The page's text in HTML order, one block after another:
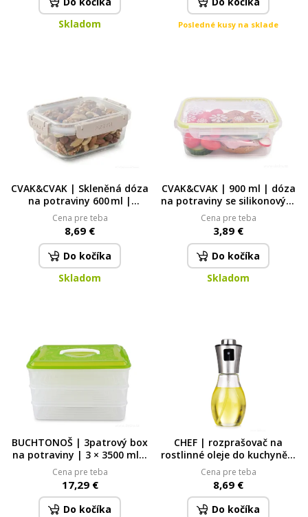
Skladom
Posledné kusy na sklade
CVAK&CVAK | Skleněná dóza
na potraviny 600 ml |
béžová
Cena pre teba
8,69 €
Do kočíka
Skladom
CVAK&CVAK | 900 ml | dóza
na potraviny se silikonovým
těsněním 900 ml
Cena pre teba
3,89 €
Do kočíka
Skladom
BUCHTONOŠ | 3patrový box
na potraviny | 3 × 3500 ml 3
x 3500 ml
Cena pre teba
17,29 €
Do kočíka
CHEF | rozprašovač na
rostlinné oleje do kuchyně |
200 ml
Cena pre teba
8,69 €
Do kočíka